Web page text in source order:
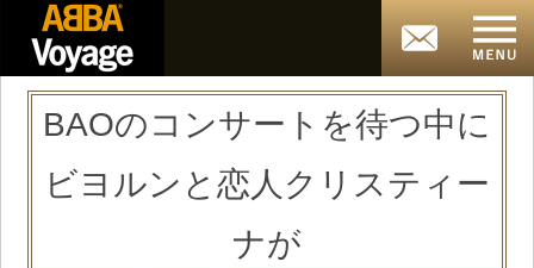
BAOのコンサートを待つ中に
ビヨルンと恋人クリスティー
ナが